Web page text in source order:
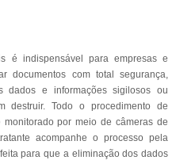
é indispensável para empresas e
documentos com total segurança,
dados e informações sigilosos ou
destruir. Todo o procedimento de
por meio de câmeras de
acompanhe o processo pela
para que a eliminação dos dados